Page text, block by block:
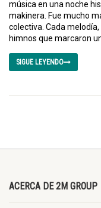
música en una noche
makinera. Fue mucho
colectiva. Cada melodía,
himnos que marcaron
SIGUE LEYENDO
ACERCA DE 2M GROUP